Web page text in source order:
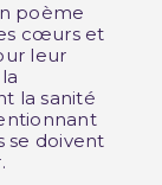
poème
cœurs et
leur
la sanité
se doivent